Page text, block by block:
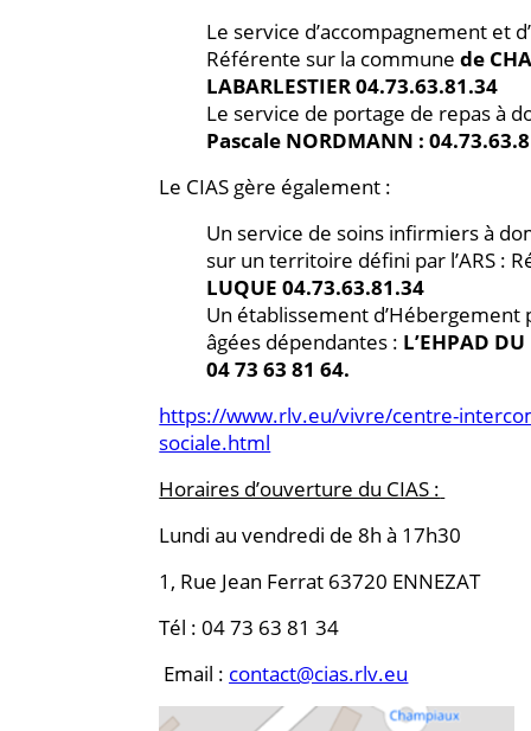
Le service d’accompagnement et
Référente sur la communede
LABARLESTIER 04.73.63.81.34
Le service de portage de repas à
Pascale NORDMANN :
Le CIAS gère également :
Un service de soins infirmiers à
sur un territoire défini par l’ARS :
LUQUE 04.73.63.81.34
Un établissement d’Hébergement
âgées dépendantes : L’EHPAD
04 73 63 81 64.
https://www.rlv.eu/vivre/centre-
sociale.html
Horaires d’ouverture du CIAS :
Lundi au vendredi de 8h à 17h30
1, Rue Jean Ferrat 63720 ENNEZAT
Tél : 04 73 63 81 34
Email : contact@cias.rlv.eu